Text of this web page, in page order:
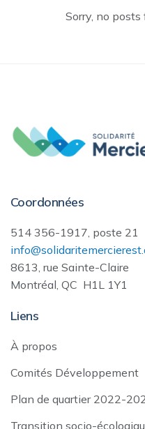
Sorry, no posts
Coordonnées
514 356-1917, poste 21
8613, rue Sainte-Claire
Montréal, QC H1L 1Y1
Liens
À propos
Comités Développement
Plan de quartier 2022-
Transition socio-